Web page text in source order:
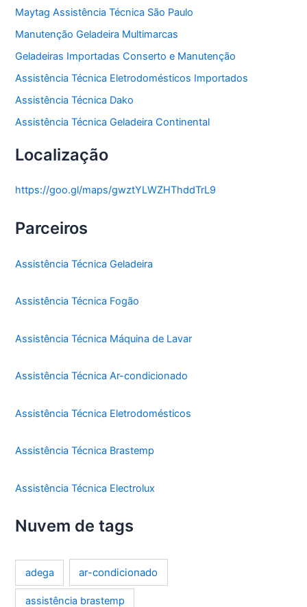
Maytag Assistência Técnica São Paulo
Manutenção Geladeira Multimarcas
Geladeiras Importadas Conserto e Manutenção
Assistência Técnica Eletrodomésticos Importados
Assistência Técnica Dako
Assistência Técnica Geladeira Continental
Localização
https://goo.gl/maps/gwztYLWZHThddTrL9
Parceiros
Assistência Técnica Geladeira
Assistência Técnica Fogão
Assistência Técnica Máquina de Lavar
Assistência Técnica Ar-condicionado
Assistência Técnica Eletrodomésticos
Assistência Técnica Brastemp
Assistência Técnica Electrolux
Nuvem de tags
adega ar-condicionado
assistência brastemp